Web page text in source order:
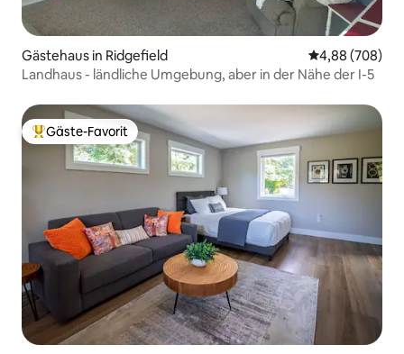
Gästehaus in Ridgefield
4,88 (708)
Landhaus - ländliche Umgebung, aber in der Nähe der I-5
Beliebter Gäste-Favorit.
Gäste-Favorit